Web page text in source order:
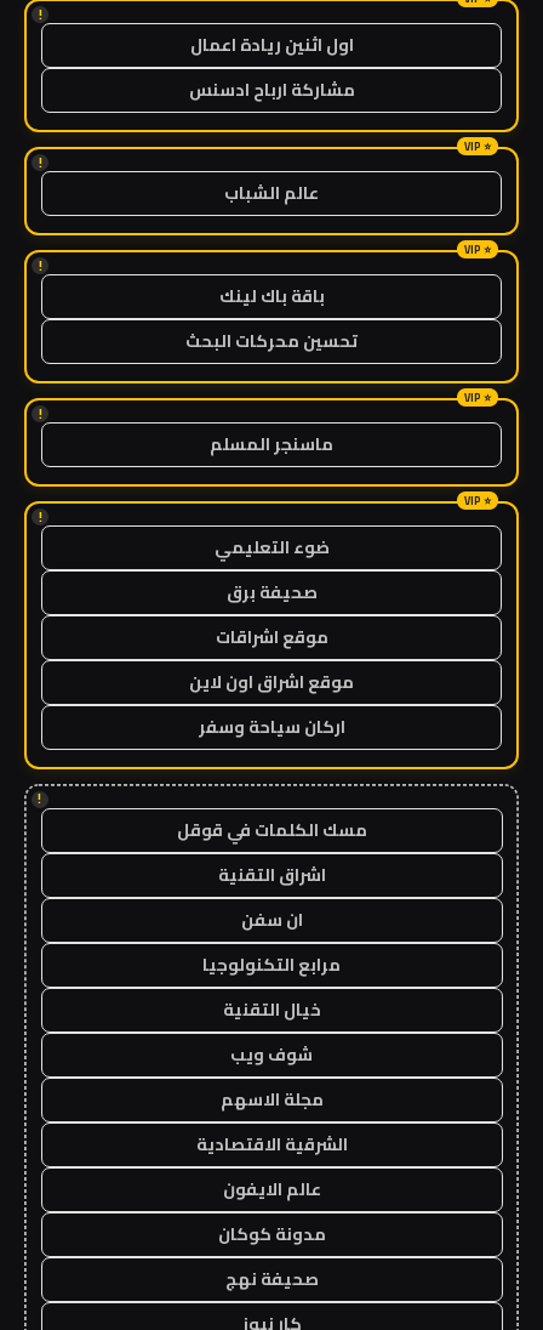
!
اول اثنين ريادة اعمال
مشاركة ارباح ادسنس
!
عالم الشباب
!
باقة باك لينك
تحسين محركات البحث
!
ماسنجر المسلم
!
ضوء التعليمي
صحيفة برق
موقع اشراقات
موقع اشراق اون لاين
اركان سياحة وسفر
!
مسك الكلمات في قوقل
اشراق التقنية
ان سفن
مرابع التكنولوجيا
خيال التقنية
شوف ويب
مجلة الاسهم
الشرقية الاقتصادية
عالم الايفون
مدونة كوكان
صحيفة نهج
كار نيوز